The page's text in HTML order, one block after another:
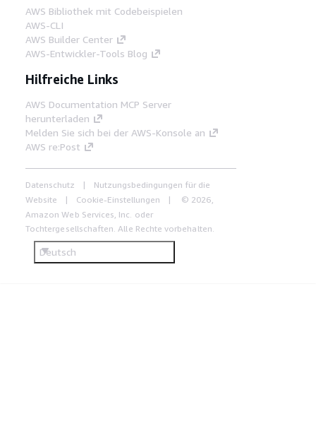
AWS Bibliothek mit Codebeispielen
AWS-CLI
AWS Builder Center
AWS-Entwickler-Tools Blog
Hilfreiche Links
AWS Documentation MCP Server
herunterladen
Melden Sie sich bei der AWS-Konsole an
AWS re:Post
Datenschutz
Nutzungsbedingungen für die
Website
Cookie-Einstellungen
© 2026,
Amazon Web Services, Inc. oder
Tochtergesellschaften. Alle Rechte vorbehalten.
Deutsch